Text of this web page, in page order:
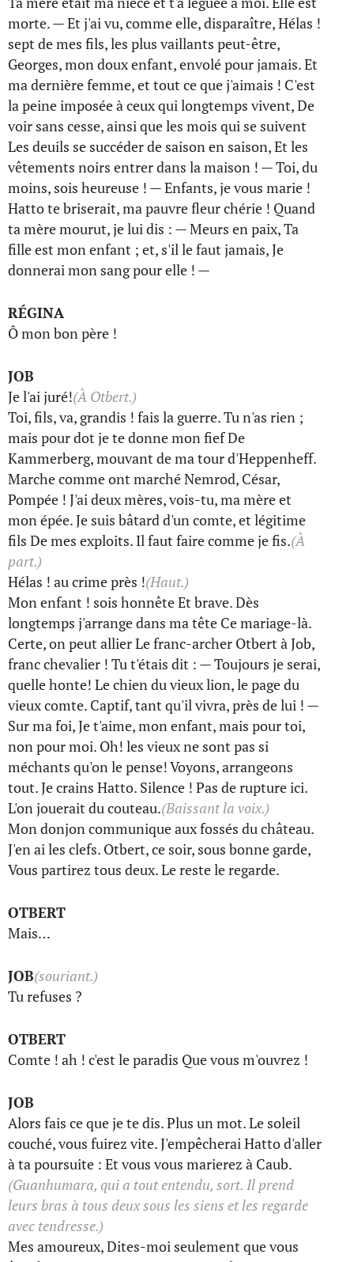
morte. — Et j'ai vu, comme elle, disparaître, Hélas !
sept de mes fils, les plus vaillants peut-être,
Georges, mon doux enfant, envolé pour jamais. Et
ma dernière femme, et tout ce que j'aimais ! C'est
la peine imposée à ceux qui longtemps vivent, De
voir sans cesse, ainsi que les mois qui se suivent
Les deuils se succéder de saison en saison, Et les
vêtements noirs entrer dans la maison ! — Toi, du
moins, sois heureuse ! — Enfants, je vous marie !
Hatto te briserait, ma pauvre fleur chérie ! Quand
ta mère mourut, je lui dis : — Meurs en paix, Ta
fille est mon enfant ; et, s'il le faut jamais, Je
donnerai mon sang pour elle ! —
RÉGINA
Ô mon bon père !
JOB
Je l'ai juré!(À Otbert.)
Toi, fils, va, grandis ! fais la guerre. Tu n'as rien ;
mais pour dot je te donne mon fief De
Kammerberg, mouvant de ma tour d'Heppenheff.
Marche comme ont marché Nemrod, César,
Pompée ! J'ai deux mères, vois-tu, ma mère et
mon épée. Je suis bâtard d'un comte, et légitime
fils De mes exploits. Il faut faire comme je fis.(À
part.)
Hélas ! au crime près !(Haut.)
Mon enfant ! sois honnête Et brave. Dès
longtemps j'arrange dans ma tête Ce mariage-là.
Certe, on peut allier Le franc-archer Otbert à Job,
franc chevalier ! Tu t'étais dit : — Toujours je serai,
quelle honte! Le chien du vieux lion, le page du
vieux comte. Captif, tant qu'il vivra, près de lui ! —
Sur ma foi, Je t'aime, mon enfant, mais pour toi,
non pour moi. Oh! les vieux ne sont pas si
méchants qu'on le pense! Voyons, arrangeons
tout. Je crains Hatto. Silence ! Pas de rupture ici.
L'on jouerait du couteau.(Baissant la voix.)
Mon donjon communique aux fossés du château.
J'en ai les clefs. Otbert, ce soir, sous bonne garde,
Vous partirez tous deux. Le reste le regarde.
OTBERT
Mais…
JOB(souriant.)
Tu refuses ?
OTBERT
Comte ! ah ! c'est le paradis Que vous m'ouvrez !
JOB
Alors fais ce que je te dis. Plus un mot. Le soleil
couché, vous fuirez vite. J'empêcherai Hatto d'aller
à ta poursuite : Et vous vous marierez à Caub.
(Guanhumara, qui a tout entendu, sort. Il prend
leurs bras à tous deux sous les siens et les regarde
avec tendresse.)
Mes amoureux, Dites-moi seulement que vous